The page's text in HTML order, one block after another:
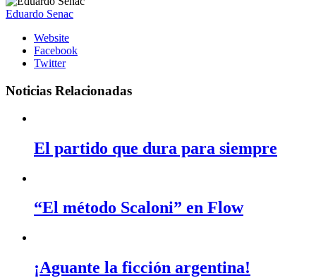
Eduardo Senac
Website
Facebook
Twitter
Noticias Relacionadas
El partido que dura para siempre
“El método Scaloni” en Flow
¡Aguante la ficción argentina!